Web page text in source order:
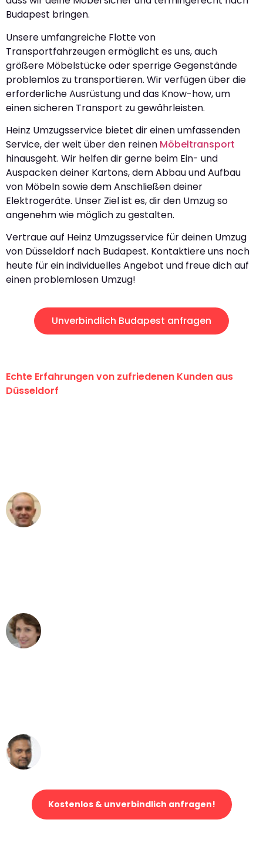
Budapest bringen.
Unsere umfangreiche Flotte von
Transportfahrzeugen ermöglicht es uns, auch
größere Möbelstücke oder sperrige Gegenstände
problemlos zu transportieren. Wir verfügen über die
erforderliche Ausrüstung und das Know-how, um
einen sicheren Transport zu gewährleisten.
Heinz Umzugsservice bietet dir einen umfassenden
Service, der weit über den reinen Möbeltransport
hinausgeht. Wir helfen dir gerne beim Ein- und
Auspacken deiner Kartons, dem Abbau und Aufbau
von Möbeln sowie dem Anschließen deiner
Elektrogeräte. Unser Ziel ist es, dir den Umzug so
angenehm wie möglich zu gestalten.
Vertraue auf Heinz Umzugsservice für deinen Umzug
von Düsseldorf nach Budapest. Kontaktiere uns noch
heute für ein individuelles Angebot und freue dich auf
einen problemlosen Umzug!
Unverbindlich Budapest anfragen
Echte Erfahrungen von zufriedenen Kunden aus
Düsseldorf
Kostenlos & unverbindlich anfragen!